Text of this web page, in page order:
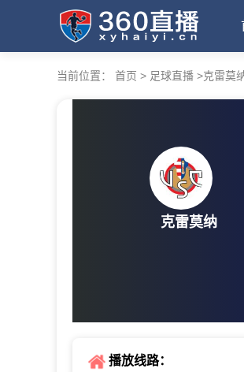
当前位置： 首页 > 足球直播 >克雷莫
克雷莫纳
播放线路：